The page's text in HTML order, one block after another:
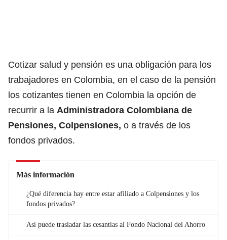
Cotizar salud y pensión es una obligación para los
trabajadores en Colombia, en el caso de la pensión
los cotizantes tienen en Colombia la opción de
recurrir a la Administradora Colombiana de
Pensiones, Colpensiones, o a través de los
fondos privados.
Más información
¿Qué diferencia hay entre estar afiliado a Colpensiones y los
fondos privados?
Así puede trasladar las cesantías al Fondo Nacional del Ahorro